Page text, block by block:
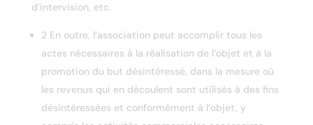
d’intervision, etc.
2 En outre, l’association peut accomplir tous les
actes nécessaires à la réalisation de l’objet et à la
promotion du but désintéressé, dans la mesure où
les revenus qui en découlent sont utilisés à des fins
désintéressées et conformément à l’objet, y